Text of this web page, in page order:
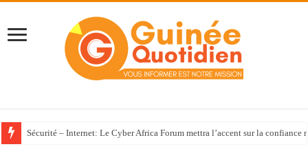
Sécurité – Internet: Le Cyber Africa Forum mettra l’accent sur la confiance